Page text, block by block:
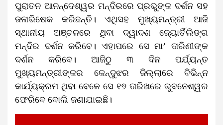
ପୁରାତନ ଆନନ୍ଦେଶ୍ୱର ମନ୍ଦିରରେ ପ୍ରଭୁଙ୍କ ଦର୍ଶନ ସହ
ଜଳାଭିଷେକ କରିଛନ୍ତି। ଏଥିସହ ମୁଖ୍ୟମନ୍ତ୍ରୀ ଆଜି
ସ୍ଥାନୀୟ ଅଞ୍ଚଳରେ ଥିବା ଦ୍ୱାଦଶ ଜ୍ୟୋର୍ତିଲିଙ୍ଗ
ମନ୍ଦିର ଦର୍ଶନ କରିବେ। ଏହାପରେ ସେ ମା’ ତାରିଣୀଙ୍କ
ଦର୍ଶନ କରିବେ। ଆଜିଠୁ ୩ ଦିନ ପର୍ଯ୍ୟନ୍ତ
ମୁଖ୍ୟମନ୍ତ୍ରୀଙ୍କର କେନ୍ଦୁଝର ଜିଲ୍ଲାରେ ବିଭିନ୍ନ
କାର୍ଯ୍ୟକ୍ରମ ଥିବା ବେଳେ ସେ ୧୭ ତାରିଖରେ ଭୁବନେଶ୍ୱର
ଫେରିବେ ବୋଲି ଜଣାଯାଇଛି।